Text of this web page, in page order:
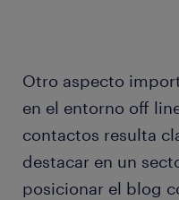
Otro aspecto
en el entorno off
contactos resulta
destacar en un
posicionar el blog